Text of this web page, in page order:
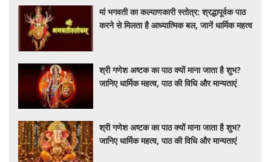
मां भगवती का कल्याणकारी स्तोत्र: श्रद्धापूर्वक पाठ
करने से मिलता है आध्यात्मिक बल, जानें धार्मिक महत्व
श्री गणेश अष्टक का पाठ क्यों माना जाता है शुभ?
जानिए धार्मिक महत्व, पाठ की विधि और मान्यताएं
श्री गणेश अष्टक का पाठ क्यों माना जाता है शुभ?
जानिए धार्मिक महत्व, पाठ की विधि और मान्यताएं